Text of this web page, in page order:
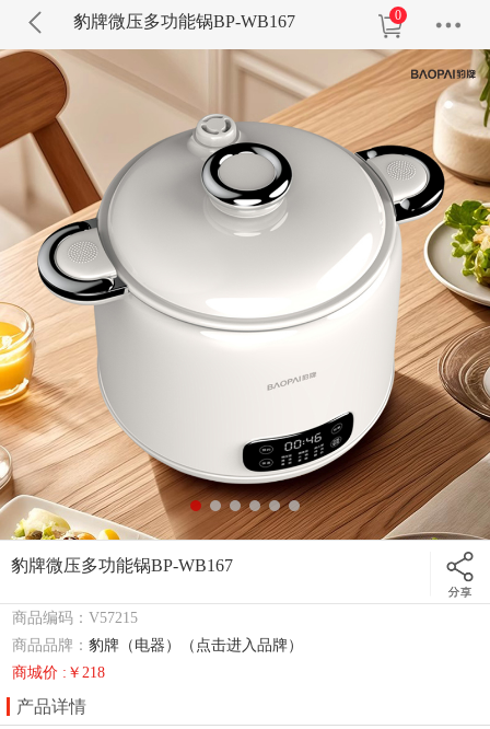
豹牌微压多功能锅BP-WB167 0
豹牌微压多功能锅BP-WB167
商品编码：V57215
商品品牌：豹牌（电器）（点击进入品牌）
商城价 :￥218
产品详情